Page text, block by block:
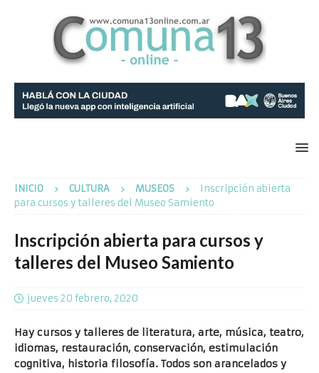
INICIO CULTURA MUSEOS
Inscripción abierta
para cursos y talleres del Museo Samiento
Inscripción abierta para cursos y
talleres del Museo Samiento
jueves 20 febrero, 2020
Hay cursos y talleres de literatura, arte, música, teatro,
idiomas, restauración, conservación, estimulación
cognitiva, historia filosofía. Todos son arancelados y